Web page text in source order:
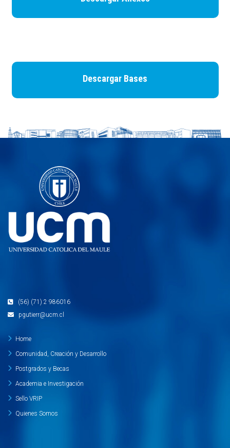
Descargar Bases
(56) (71) 2 986016
pgutierr@ucm.cl
Home
Comunidad, Creación y Desarrollo
Postgrados y Becas
Academia e Investigación
Sello VRIP
Quienes Somos